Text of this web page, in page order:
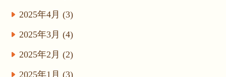
2025年4月 (3)
2025年3月 (4)
2025年2月 (2)
2025年1月 (3)